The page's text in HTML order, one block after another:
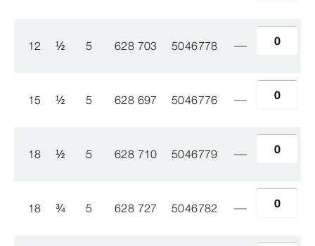
12 ½ 5 628 703 5046778
15 ½ 5 628 697 5046776
18 ½ 5 628 710 5046779
18 ¾ 5 628 727 5046782